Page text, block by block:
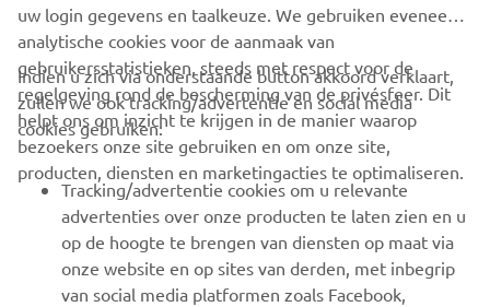
CORPORATE
BUSINESS
MEER YAMAHA
SUPPORT
uw login gegevens en taalkeuze. We gebruiken eveneens
analytische cookies voor de aanmaak van
gebruikersstatistieken, steeds met respect voor de
regelgeving rond de bescherming van de privésfeer. Dit
helpt ons om inzicht te krijgen in de manier waarop
bezoekers onze site gebruiken en om onze site,
producten, diensten en marketingacties te optimaliseren.
Indien u zich via onderstaande button akkoord verklaart,
zullen we ook tracking/advertentie en social media
cookies gebruiken:
Tracking/advertentie cookies om u relevante
advertenties over onze producten te laten zien en u
op de hoogte te brengen van diensten op maat via
onze website en op sites van derden, met inbegrip
van social media platformen zoals Facebook,